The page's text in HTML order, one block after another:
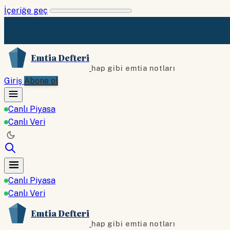
İçeriğe geç
Emtia Defteri
hap gibi emtia notları
Giriş Abone ol
Canlı Piyasa
Canlı Veri
Canlı Piyasa
Canlı Veri
Emtia Defteri
hap gibi emtia notları